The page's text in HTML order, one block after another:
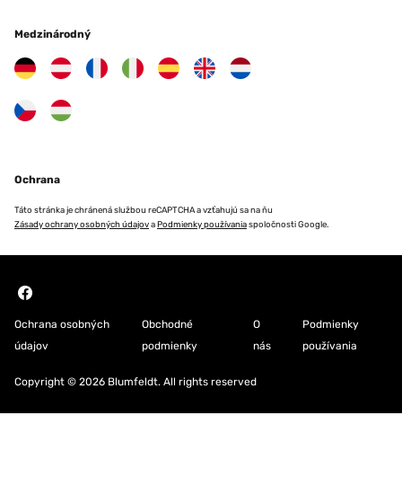
Medzinárodný
Ochrana
Táto stránka je chránená službou reCAPTCHA a vzťahujú sa na ňu
Zásady ochrany osobných údajovaPodmienky používaniaspoločnosti Google.
Ochrana osobných
údajov
Obchodné
podmienky
O
nás
Podmienky
používania
Copyright © 2026 Blumfeldt. All rights reserved